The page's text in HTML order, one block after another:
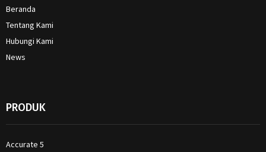
Beranda
Tentang Kami
Hubungi Kami
News
PRODUK
Accurate 5